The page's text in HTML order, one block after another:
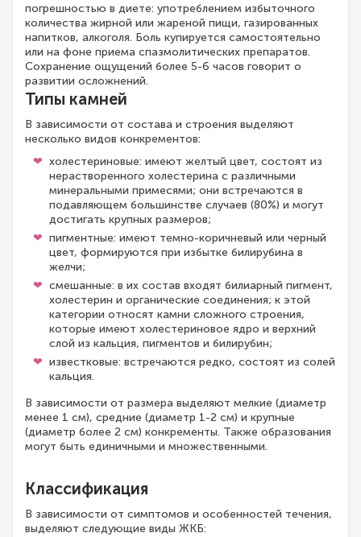
погрешностью в диете: употреблением избыточного
количества жирной или жареной пищи, газированных
напитков, алкоголя. Боль купируется самостоятельно
или на фоне приема спазмолитических препаратов.
Сохранение ощущений более 5-6 часов говорит о
развитии осложнений.
Типы камней
В зависимости от состава и строения выделяют
несколько видов конкрементов:
холестериновые: имеют желтый цвет, состоят из
нерастворенного холестерина с различными
минеральными примесями; они встречаются в
подавляющем большинстве случаев (80%) и могут
достигать крупных размеров;
пигментные: имеют темно-коричневый или черный
цвет, формируются при избытке билирубина в
желчи;
смешанные: в их состав входят билиарный пигмент,
холестерин и органические соединения; к этой
категории относят камни сложного строения,
которые имеют холестериновое ядро и верхний
слой из кальция, пигментов и билирубин;
известковые: встречаются редко, состоят из солей
кальция.
В зависимости от размера выделяют мелкие (диаметр
менее 1 см), средние (диаметр 1-2 см) и крупные
(диаметр более 2 см) конкременты. Также образования
могут быть единичными и множественными.
Классификация
В зависимости от симптомов и особенностей течения,
выделяют следующие виды ЖКБ: